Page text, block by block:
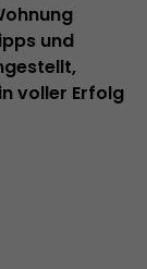
und
voller Erfolg